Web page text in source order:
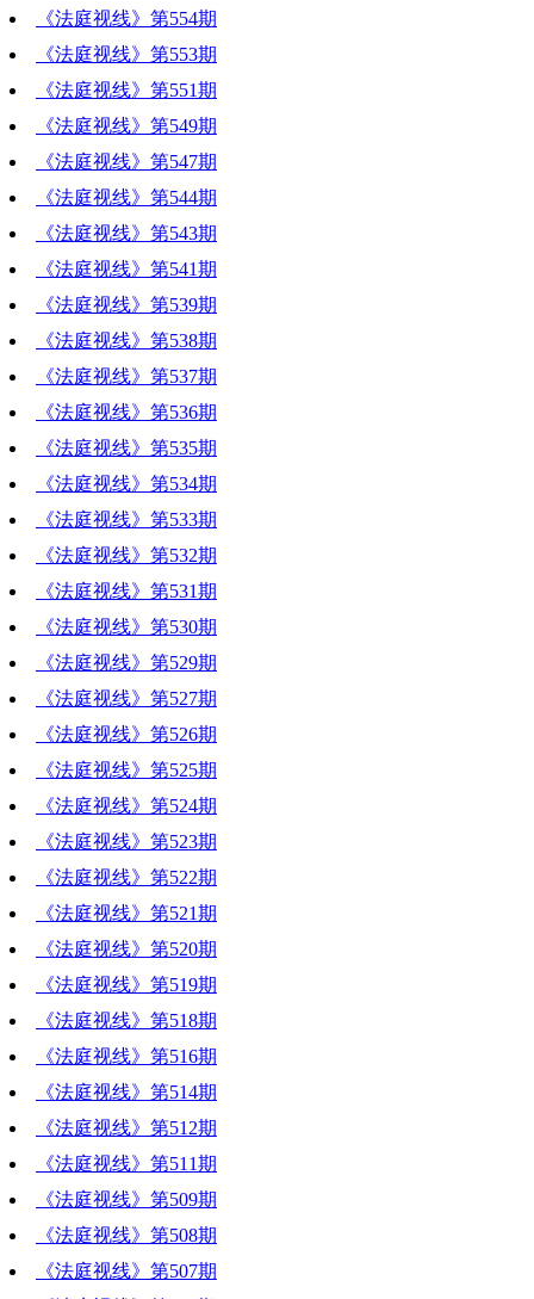
《法庭视线》第554期
《法庭视线》第553期
《法庭视线》第551期
《法庭视线》第549期
《法庭视线》第547期
《法庭视线》第544期
《法庭视线》第543期
《法庭视线》第541期
《法庭视线》第539期
《法庭视线》第538期
《法庭视线》第537期
《法庭视线》第536期
《法庭视线》第535期
《法庭视线》第534期
《法庭视线》第533期
《法庭视线》第532期
《法庭视线》第531期
《法庭视线》第530期
《法庭视线》第529期
《法庭视线》第527期
《法庭视线》第526期
《法庭视线》第525期
《法庭视线》第524期
《法庭视线》第523期
《法庭视线》第522期
《法庭视线》第521期
《法庭视线》第520期
《法庭视线》第519期
《法庭视线》第518期
《法庭视线》第516期
《法庭视线》第514期
《法庭视线》第512期
《法庭视线》第511期
《法庭视线》第509期
《法庭视线》第508期
《法庭视线》第507期